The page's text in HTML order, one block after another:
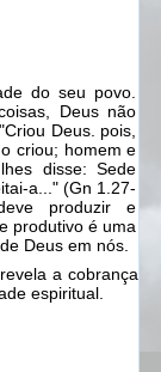
do seu povo.
Deus não
Deus. pois,
criou; homem e
disse: Sede
a..." (Gn 1.27-
produzir e
produtivo é uma
Deus em nós.
a cobrança
espiritual.